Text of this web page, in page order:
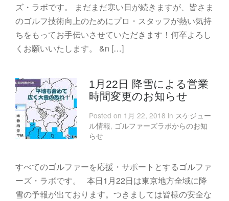
ズ・ラボです。 まだまだ寒い日が続きますが、皆さま
のゴルフ技術向上のためにプロ・スタッフが熱い気持
ちをもってお手伝いさせていただきます！何卒よろし
くお願いいたします。 &n […]
1月22日 降雪による営業
時間変更のお知らせ
Posted on 1月 22, 2018 in スケジュー
ル情報, ゴルファーズラボからのお知
らせ
すべてのゴルファーを応援・サポートとするゴルファ
ーズ・ラボです。 本日1月22日は東京地方全域に降
雪の予報が出ております。つきましては皆様の安全な